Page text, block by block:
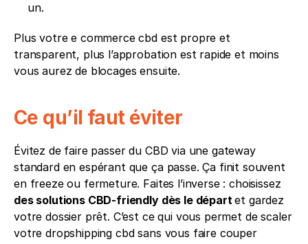
un.
Plus votre e commerce cbd est propre et
transparent, plus l’approbation est rapide et moins
vous aurez de blocages ensuite.
Ce qu’il faut éviter
Évitez de faire passer du CBD via une gateway
standard en espérant que ça passe. Ça finit souvent
des solutions CBD-friendly dès le départ et gardez
votre dossier prêt. C’est ce qui vous permet de scaler
votre dropshipping cbd sans vous faire couper